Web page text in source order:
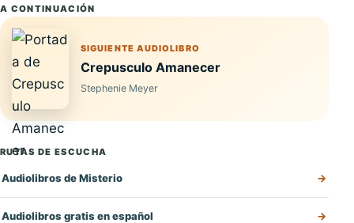
A CONTINUACIÓN
SIGUIENTE AUDIOLIBRO
Crepusculo Amanecer
Stephenie Meyer
RUTAS DE ESCUCHA
Audiolibros de Misterio
Audiolibros gratis en español